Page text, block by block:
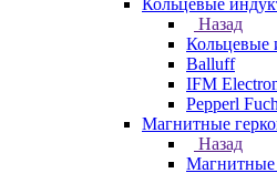
Кольцевые
Назад
Кольцевые
Balluff
IFM
Pepperl
Магнитные
Назад
Магнитные